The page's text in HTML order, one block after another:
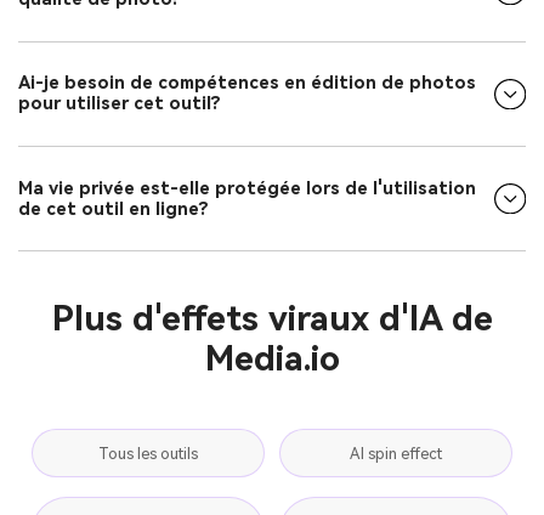
Ai-je besoin de compétences en édition de photos
pour utiliser cet outil?
Ma vie privée est-elle protégée lors de l'utilisation
de cet outil en ligne?
Plus d'effets viraux d'IA de
Media.io
Tous les outils AI spin effect